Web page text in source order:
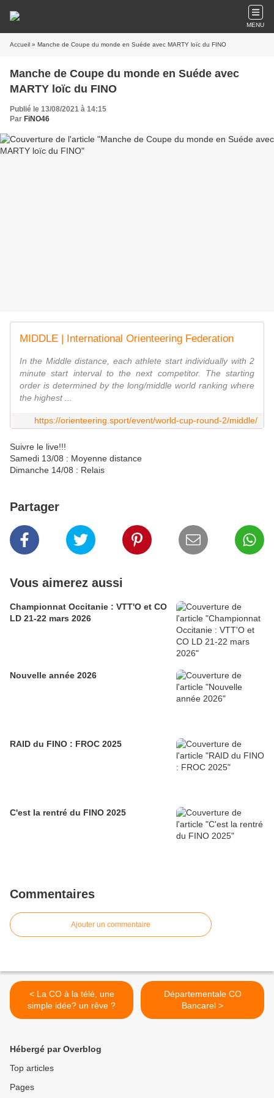
MENU
Accueil » Manche de Coupe du monde en Suéde avec MARTY loïc du FINO
Manche de Coupe du monde en Suéde avec
MARTY loïc du FINO
Publié le 13/08/2021 à 14:15
Par FiNO46
MIDDLE | International Orienteering Federation
In the Middle distance, each athlete start individually with 2
minute start interval to the next competitor. The starting
order is determined by the long/middle world ranking where
the highest ...
https://orienteering.sport/event/world-cup-round-2/middle/
Suivre le live!!!
Samedi 13/08 : Moyenne distance
Dimanche 14/08 : Relais
Partager
Vous aimerez aussi
Championnat Occitanie : VTT'O et CO
LD 21-22 mars 2026
Nouvelle année 2026
RAID du FINO : FROC 2025
C'est la rentré du FINO 2025
Commentaires
Ajouter un commentaire
< La CO à la télé, une
simple idée? un rêve ?
Départementale CO
Bancarel >
Hébergé par Overblog
Top articles
Pages